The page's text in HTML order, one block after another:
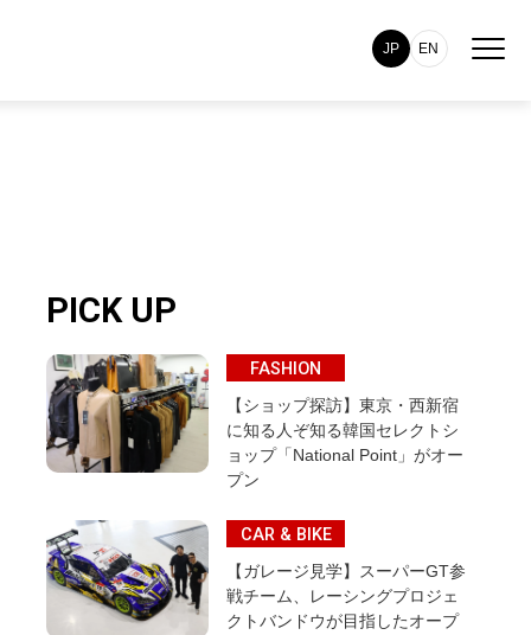
JP EN
PICK UP
FASHION
【ショップ探訪】東京・西新宿
に知る人ぞ知る韓国セレクトシ
ョップ「National Point」がオー
プン
CAR & BIKE
【ガレージ見学】スーパーGT参
戦チーム、レーシングプロジェ
クトバンドウが目指したオープ